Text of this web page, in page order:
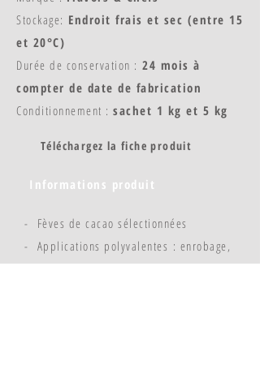
Stockage: Endroit frais et sec (entre 15
et 20°C)
Durée de conservation : 24 mois à
compter de date de fabrication
Conditionnement : sachet 1 kg et 5 kg
Téléchargez la fiche produit
Informations produit
- Fèves de cacao sélectionnées
- Applications polyvalentes : enrobage,
moulage, confiserie, glace, moelleux,